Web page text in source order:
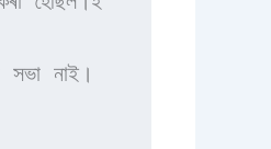
সভা নাই।